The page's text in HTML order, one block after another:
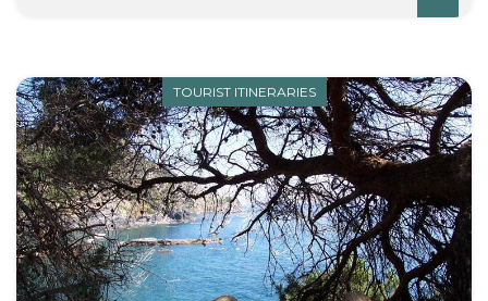
TOURIST ITINERARIES